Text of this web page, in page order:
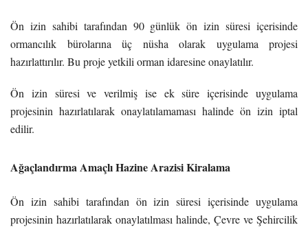
Ön izin sahibi tarafından 90 günlük ön izin süresi içerisinde
ormancılık bürolarına üç nüsha olarak uygulama projesi
hazırlattırılır. Bu proje yetkili orman idaresine onaylatılır.
Ön izin süresi ve verilmiş ise ek süre içerisinde uygulama
projesinin hazırlatılarak onaylatılamaması halinde ön izin iptal
edilir.
Ağaçlandırma Amaçlı Hazine Arazisi Kiralama
Ön izin sahibi tarafından ön izin süresi içerisinde uygulama
projesinin hazırlatılarak onaylatılması halinde, Çevre ve Şehircilik